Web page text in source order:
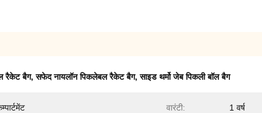
रैकेट बैग,सफेद नायलॉन पिकलेबल रैकेट बैग,साइड थर्मो जेब पिकली बॉल बैग
वारंटी: 1 वर्ष